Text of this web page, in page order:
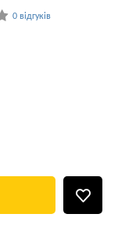
0 відгуків